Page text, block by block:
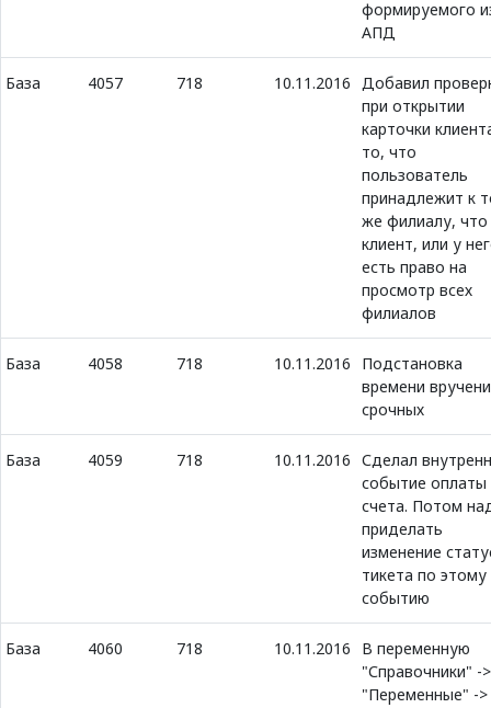
формируемого
АПД
База 4057 718 10.11.2016 Добавил
при открытии
карточки
то, что
пользователь
принадлежит к
же филиалу, что
клиент, или у
есть право на
просмотр всех
филиалов
База 4058 718 10.11.2016
Подстановка
времени
срочных
База 4059 718 10.11.2016 Сделал
событие оплаты
счета. Потом
приделать
изменение
тикета по этому
событию
База 4060 718 10.11.2016
В переменную
"Справочники" ->
"Переменные" ->